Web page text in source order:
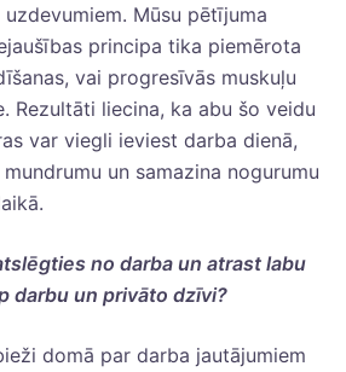
Mūsu pētījuma
principa tika piemērota
vai progresīvās muskuļu
Rezultāti liecina, ka abu šo veidu
var viegli ieviest darba dienā,
un samazina nogurumu
no darba un atrast labu
darbu un privāto dzīvi?
domā par darba jautājumiem